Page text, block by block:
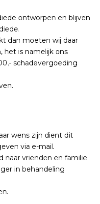
ontworpen en blijven
dan moeten wij daar
het is namelijk ons
schadevergoeding
wens zijn dient dit
via e-mail.
naar vrienden en familie
in behandeling